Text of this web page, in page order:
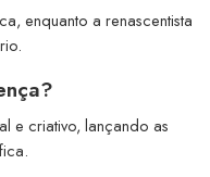
enquanto a renascentista
e criativo, lançando as